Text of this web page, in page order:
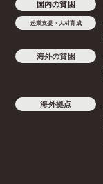
国内の貧困
起業支援・人材育成
海外の貧困
海外拠点